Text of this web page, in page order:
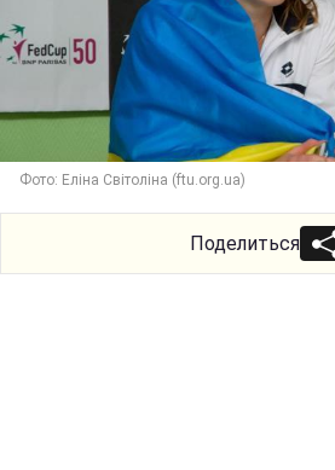
Фото: Еліна Світоліна (ftu.org.ua)
Поделиться